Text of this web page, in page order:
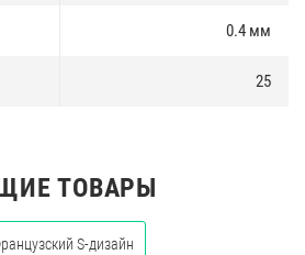
в любой части потолка.
0.4 мм
25
ТОВАРЫ
S-дизайн